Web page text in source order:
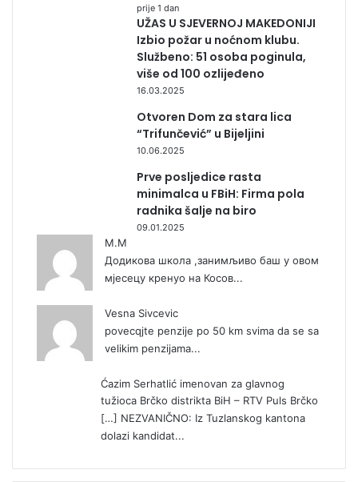
prije 1 dan
UŽAS U SJEVERNOJ MAKEDONIJI
Izbio požar u noćnom klubu.
Službeno: 51 osoba poginula,
više od 100 ozlijeđeno
16.03.2025
Otvoren Dom za stara lica
“Trifunčević” u Bijeljini
10.06.2025
Prve posljedice rasta
minimalca u FBiH: Firma pola
radnika šalje na biro
09.01.2025
М.М
Додикова школа ,занимљиво баш у овом
мјесецу кренуо на Косов...
Vesna Sivcevic
povecqjte penzije po 50 km svima da se sa
velikim penzijama...
Ćazim Serhatlić imenovan za glavnog
tužioca Brčko distrikta BiH – RTV Puls Brčko
[…] NEZVANIČNO: Iz Tuzlanskog kantona
dolazi kandidat...